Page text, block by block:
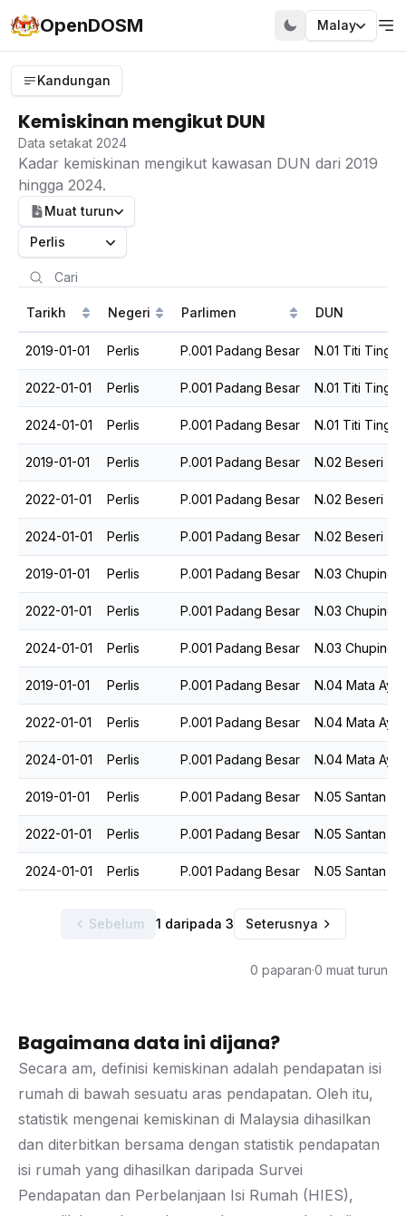
OpenDOSM Malay
Kandungan
Kemiskinan mengikut DUN
Data setakat 2024
Kadar kemiskinan mengikut kawasan DUN dari 2019
hingga 2024.
Muat turun
Perlis
Tarikh Negeri Parlimen DUN
2019-01-01 Perlis P.001 Padang Besar N.01 Titi Tinggi
2022-01-01 Perlis P.001 Padang Besar N.01 Titi Tinggi
2024-01-01 Perlis P.001 Padang Besar N.01 Titi Tinggi
2019-01-01 Perlis P.001 Padang Besar N.02 Beseri
2022-01-01 Perlis P.001 Padang Besar N.02 Beseri
2024-01-01 Perlis P.001 Padang Besar N.02 Beseri
2019-01-01 Perlis P.001 Padang Besar N.03 Chuping
2022-01-01 Perlis P.001 Padang Besar N.03 Chuping
2024-01-01 Perlis P.001 Padang Besar N.03 Chuping
2019-01-01 Perlis P.001 Padang Besar N.04 Mata Ayer
2022-01-01 Perlis P.001 Padang Besar N.04 Mata Ayer
2024-01-01 Perlis P.001 Padang Besar N.04 Mata Ayer
2019-01-01 Perlis P.001 Padang Besar N.05 Santan
2022-01-01 Perlis P.001 Padang Besar N.05 Santan
2024-01-01 Perlis P.001 Padang Besar N.05 Santan
Sebelum 1 daripada 3 Seterusnya
0 paparan·0 muat turun
Bagaimana data ini dijana?
Secara am, definisi kemiskinan adalah pendapatan isi
rumah di bawah sesuatu aras pendapatan. Oleh itu,
statistik mengenai kemiskinan di Malaysia dihasilkan
dan diterbitkan bersama dengan statistik pendapatan
isi rumah yang dihasilkan daripada Survei
Pendapatan dan Perbelanjaan Isi Rumah (HIES),